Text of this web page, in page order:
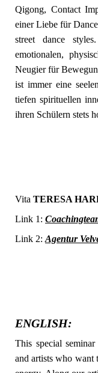
Qigong, Contact
einer Liebe für
street dance
emotionalen,
Neugier für
ist immer eine
tiefen spirituellen
ihren Schülern stets
Vita TERESA
Link 1:
Link 2: Agentur
ENGLISH:
This special
and artists who want